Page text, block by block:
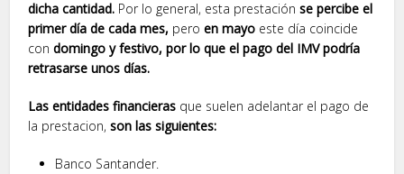
dicha cantidad. Por lo general, esta prestaciónse percibe el
primer día de cada mes, peroen mayo este día coincide
condomingo y festivo, por lo que el pago del IMV podría
retrasarse unos días.
Las entidades financieras que suelen adelantar el pago de
la prestacion,son las siguientes:
Banco Santander.